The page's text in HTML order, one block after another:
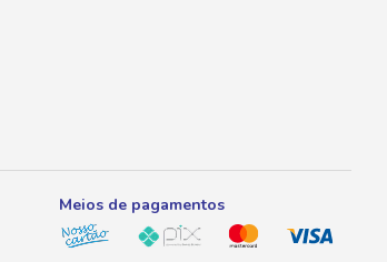
Meios de pagamentos